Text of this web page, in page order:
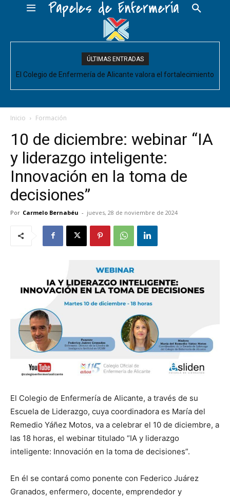
Papeles de Enfermería
ÚLTIMAS ENTRADAS
El Colegio de Enfermería de Alicante valora el fortalecimiento
acompañe de decisiones estructurales para...
Inicio Formación
10 de diciembre: webinar “IA
y liderazgo inteligente:
Innovación en la toma de
decisiones”
Por Carmelo Bernabéu - jueves, 28 de noviembre de 2024
El Colegio de Enfermería de Alicante, a través de su
Escuela de Liderazgo, cuya coordinadora es María del
Remedio Yáñez Motos, va a celebrar el 10 de diciembre, a
las 18 horas, el webinar titulado “IA y liderazgo
inteligente: Innovación en la toma de decisiones”.
En él se contará como ponente con Federico Juárez
Granados, enfermero, docente, emprendedor y